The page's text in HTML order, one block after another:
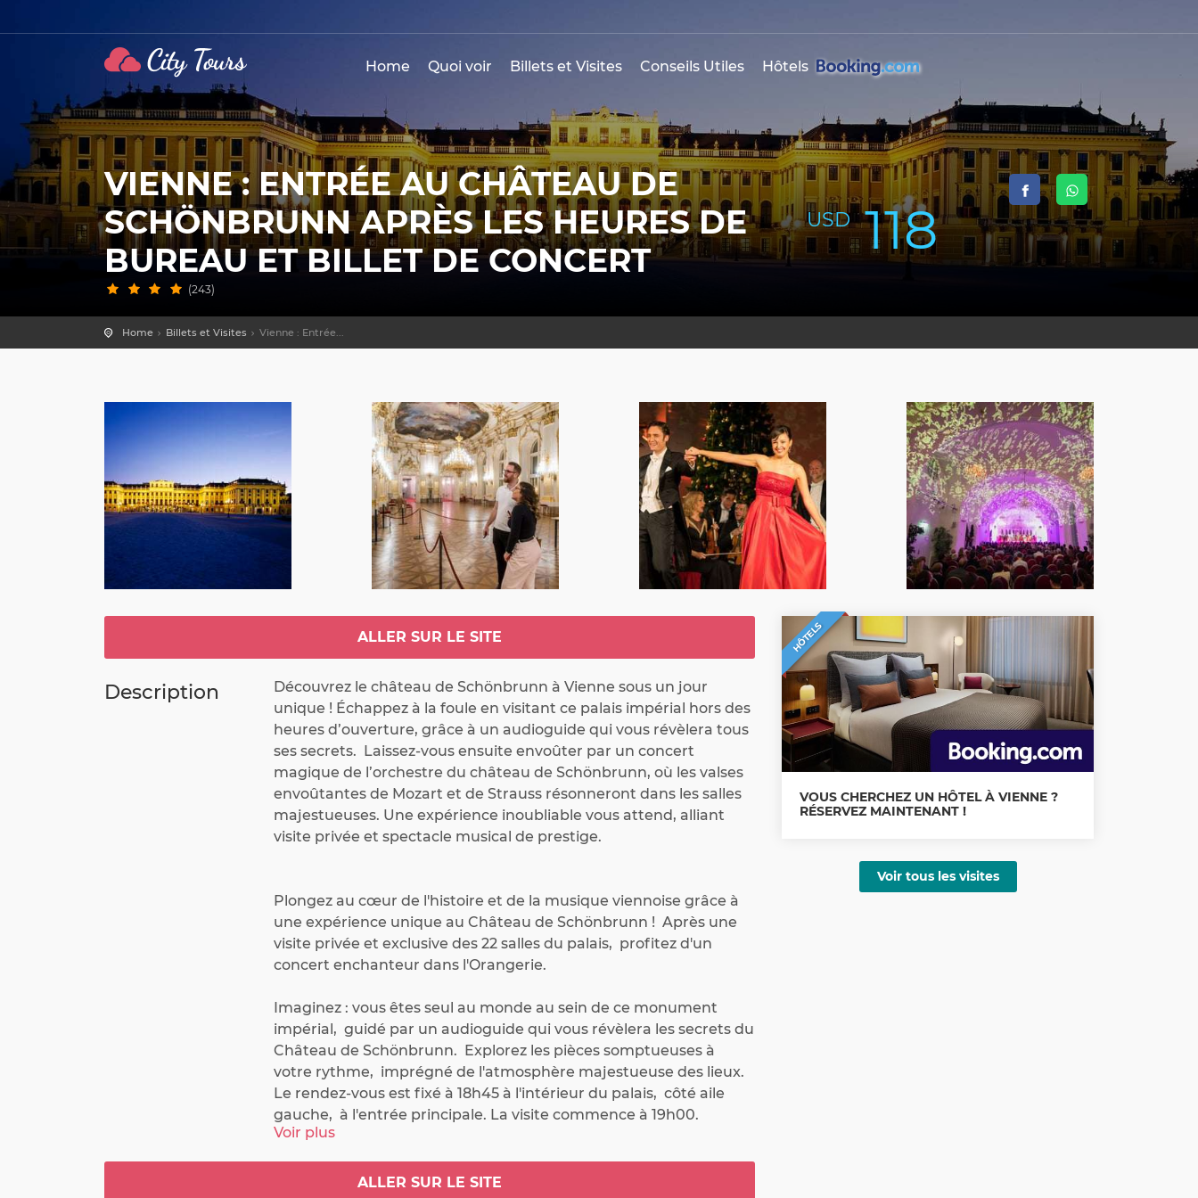
Home Quoi voir Billets et Visites Conseils Utiles Hôtels
VIENNE : ENTRÉE AU CHÂTEAU DE
SCHÖNBRUNN APRÈS LES HEURES DE
BUREAU ET BILLET DE CONCERT
(243)
USD118
Home Billets et Visites Vienne : Entrée...
ALLER SUR LE SITE
Description
Découvrez le château de Schönbrunn à Vienne sous un jour
unique ! Échappez à la foule en visitant ce palais impérial hors des
heures d’ouverture, grâce à un audioguide qui vous révèlera tous
ses secrets.  Laissez-vous ensuite envoûter par un concert
magique de l’orchestre du château de Schönbrunn, où les valses
envoûtantes de Mozart et de Strauss résonneront dans les salles
majestueuses. Une expérience inoubliable vous attend, alliant
visite privée et spectacle musical de prestige.
Plongez au cœur de l'histoire et de la musique viennoise grâce à
une expérience unique au Château de Schönbrunn !  Après une
visite privée et exclusive des 22 salles du palais,  profitez d'un
concert enchanteur dans l'Orangerie.
Imaginez : vous êtes seul au monde au sein de ce monument
impérial,  guidé par un audioguide qui vous révèlera les secrets du
Château de Schönbrunn.  Explorez les pièces somptueuses à
votre rythme,  imprégné de l'atmosphère majestueuse des lieux.
Le rendez-vous est fixé à 18h45 à l'intérieur du palais,  côté aile
gauche,  à l'entrée principale. La visite commence à 19h00.
Vers 20h00, les portes de l'Orangerie s'ouvrent sur un spectacle
musical inoubliable. Laissez-vous transporter par les mélodies
Voir plus
ALLER SUR LE SITE
HÔTELS
VOUS CHERCHEZ UN HÔTEL À VIENNE ?
RÉSERVEZ MAINTENANT !
Voir tous les visites